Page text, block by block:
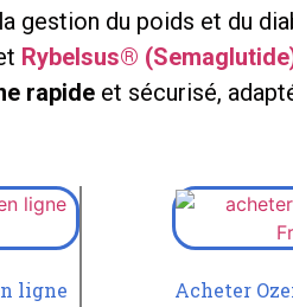
gestion du poids et du
Rybelsus®
rapide et sécurisé,
ligne
Acheter